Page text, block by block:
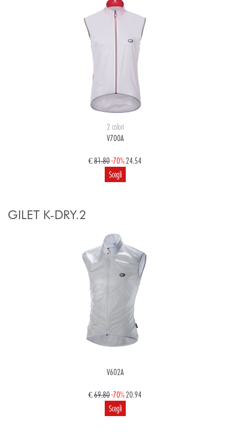
2 colori
V700A
€81.80-70% 24.54
Scegli
GILET K-DRY.2
V602A
€69.80-70% 20.94
Scegli